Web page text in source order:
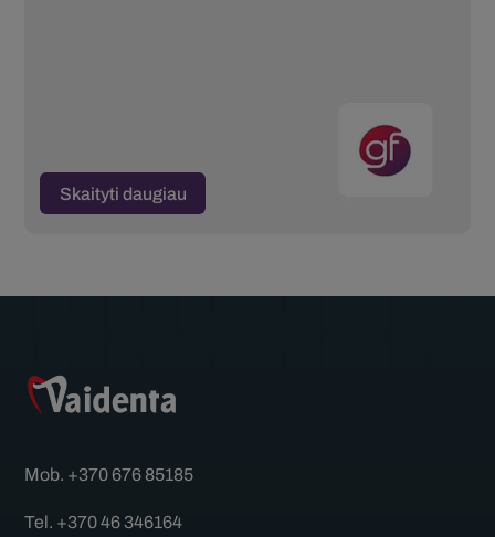
Skaityti daugiau
Mob. +370 676 85185
Tel. +370 46 346164